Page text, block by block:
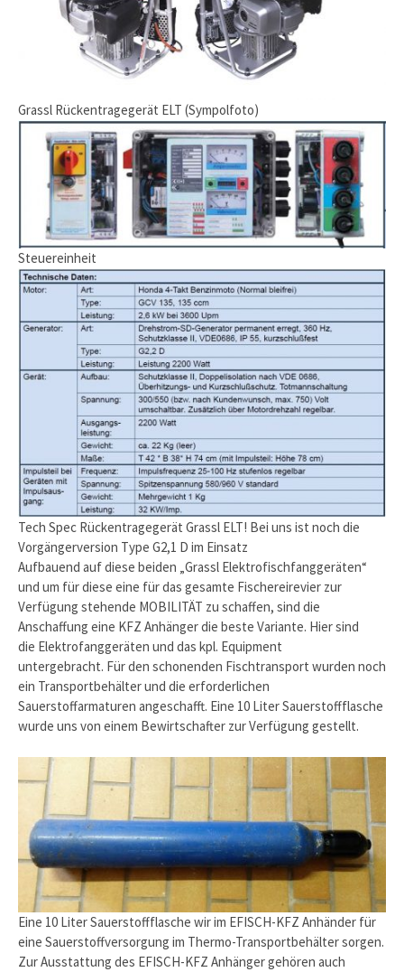
Grassl Rückentragegerät ELT (Sympolfoto)
Steuereinheit
Tech Spec Rückentragegerät Grassl ELT! Bei uns ist noch die
Vorgängerversion Type G2,1 D im Einsatz
Aufbauend auf diese beiden „Grassl Elektrofischfanggeräten“
und um für diese eine für das gesamte Fischereirevier zur
Verfügung stehende MOBILITÄT zu schaffen, sind die
Anschaffung eine KFZ Anhänger die beste Variante. Hier sind
die Elektrofanggeräten und das kpl. Equipment
untergebracht. Für den schonenden Fischtransport wurden noch
ein Transportbehälter und die erforderlichen
Sauerstoffarmaturen angeschafft. Eine 10 Liter Sauerstoffflasche
wurde uns von einem Bewirtschafter zur Verfügung gestellt.
Eine 10 Liter Sauerstoffflasche wir im EFISCH-KFZ Anhänder für
eine Sauerstoffversorgung im Thermo-Transportbehälter sorgen.
Zur Ausstattung des EFISCH-KFZ Anhänger gehören auch